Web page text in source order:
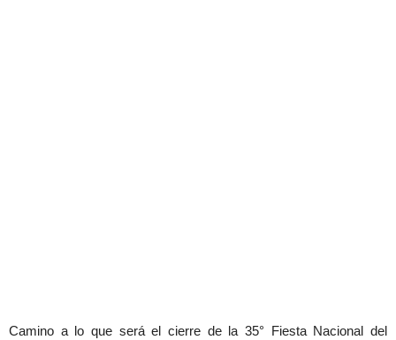
Camino a lo que será el cierre de la 35° Fiesta Nacional del